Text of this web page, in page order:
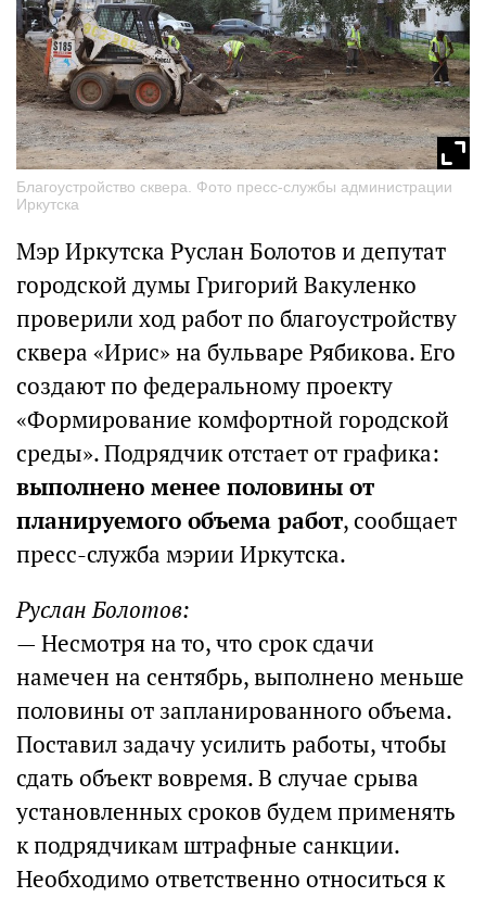
Благоустройство сквера. Фото пресс-службы администрации
Иркутска
Мэр Иркутска Руслан Болотов и депутат
городской думы Григорий Вакуленко
проверили ход работ по благоустройству
сквера «Ирис» на бульваре Рябикова. Его
создают по федеральному проекту
«Формирование комфортной городской
среды». Подрядчик отстает от графика:
выполнено менее половины от
планируемого объема работ, сообщает
пресс-служба мэрии Иркутска.
Руслан Болотов:
— Несмотря на то, что срок сдачи
намечен на сентябрь, выполнено меньше
половины от запланированного объема.
Поставил задачу усилить работы, чтобы
сдать объект вовремя. В случае срыва
установленных сроков будем применять
к подрядчикам штрафные санкции.
Необходимо ответственно относиться к